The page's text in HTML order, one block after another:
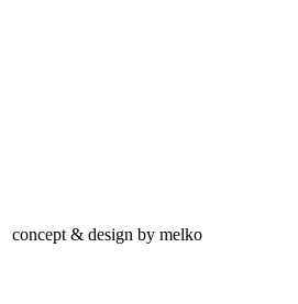
concept & design by melko